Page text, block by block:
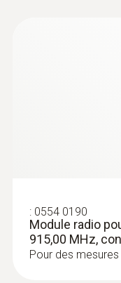
Sonde de
rapide (TC
Temps de
grâce à une
: 0554 0190
Module radio
915,00 MHz,
Pour des